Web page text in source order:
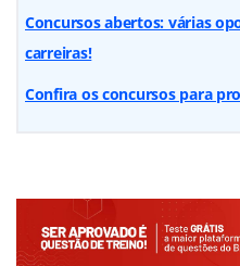
Concursos abertos: várias
carreiras!
Confira os concursos para